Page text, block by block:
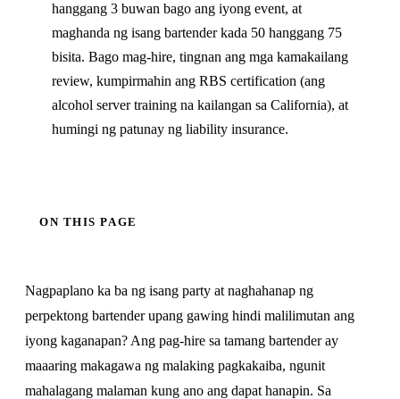
hanggang 3 buwan bago ang iyong event, at
maghanda ng isang bartender kada 50 hanggang 75
bisita. Bago mag-hire, tingnan ang mga kamakailang
review, kumpirmahin ang RBS certification (ang
alcohol server training na kailangan sa California), at
humingi ng patunay ng liability insurance.
ON THIS PAGE
Nagpaplano ka ba ng isang party at naghahanap ng
perpektong bartender upang gawing hindi malilimutan ang
iyong kaganapan? Ang pag-hire sa tamang bartender ay
maaaring makagawa ng malaking pagkakaiba, ngunit
mahalagang malaman kung ano ang dapat hanapin. Sa